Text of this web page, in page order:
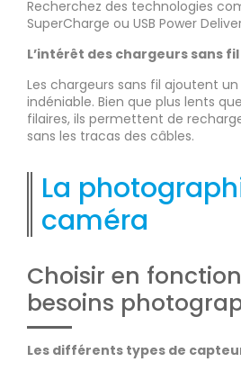
Recherchez des technologies
SuperCharge ou USB Power
L’intérêt des chargeurs sans fil
Les chargeurs sans fil ajoutent
indéniable. Bien que plus lents
filaires, ils permettent de
sans les tracas des câbles.
La
caméra
Choisir en
besoins
Les différents types de